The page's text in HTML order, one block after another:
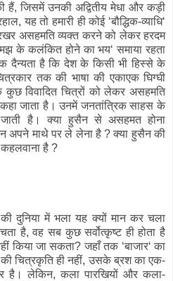
हैं, जिसमें उनकी अद्वितीय मेधा और कड़ी
यह तो हमारी ही कोई ‘बौद्धिक-व्याधि‘
असहमति व्यक्त करने को लेकर हरदम
के कलंकित होने का भय‘ समाया रहता
दैन्यता है कि देश के किसी भी हिस्से के
तक की भाषा की एकाएक घिग्घी
विवादित चित्रों को लेकर असहमति
जाता है। उनमें जनतांत्रिक साहस के
है। क्या हुसैन से असहमत होना
अपने माथे पर ले लेना है ? क्या हुसैन की
है ?
दुनिया में भला यह क्यों मान कर चला
है, वह सब कुछ सर्वोत्कृष्ट ही होता है
किया जा सकता? जहाँ तक ‘बाजार‘ का
की चित्रकृति ही नहीं, उसके ब्रश का एक-
है। लेकिन, कला पारखियों और कला-